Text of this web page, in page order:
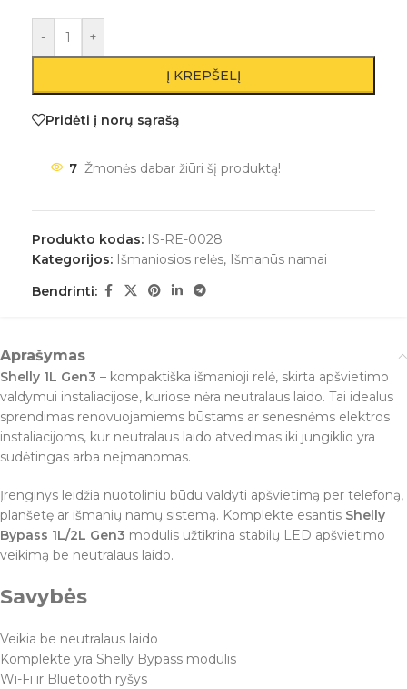
- +
Į KREPŠELĮ
Pridėti į norų sąrašą
7 Žmonės dabar žiūri šį produktą!
Produkto kodas: IS-RE-0028
Kategorijos: Išmaniosios relės, Išmanūs namai
Bendrinti:
Aprašymas
Shelly 1L Gen3 – kompaktiška išmanioji relė, skirta apšvietimo
valdymui instaliacijose, kuriose nėra neutralaus laido. Tai idealus
sprendimas renovuojamiems būstams ar senesnėms elektros
instaliacijoms, kur neutralaus laido atvedimas iki jungiklio yra
sudėtingas arba neįmanomas.
Įrenginys leidžia nuotoliniu būdu valdyti apšvietimą per telefoną,
planšetę ar išmanių namų sistemą. Komplekte esantis Shelly
Bypass 1L/2L Gen3 modulis užtikrina stabilų LED apšvietimo
veikimą be neutralaus laido.
Savybės
Veikia be neutralaus laido
Komplekte yra Shelly Bypass modulis
Wi-Fi ir Bluetooth ryšys